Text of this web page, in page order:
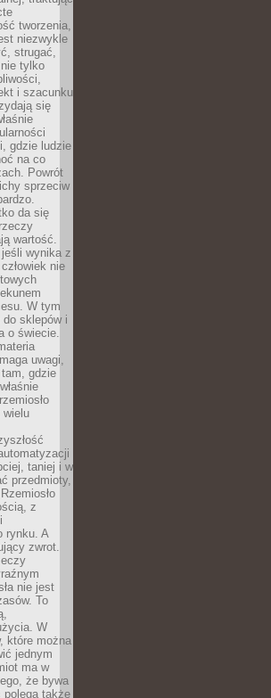
tworzenia,
niezwykle
strugać,
tylko
i szacunku
się
gdzie ludzie
na co
Powrót
sprzeciw
da się
wartość.
wynika z
nie
W tym
do sklepów i
o świecie.
uwagi,
gdzie
wielu
taniej i w
przedmioty,
z
rynku. A
zwrot.
nie jest
To
W
które można
jednym
ma w
że bywa
polega także